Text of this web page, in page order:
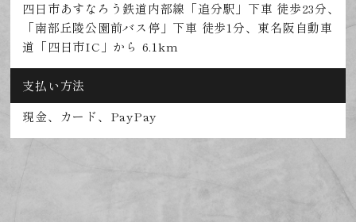
四日市あすなろう鉄道内部線「追分駅」下車 徒歩23分、
「南部丘陵公園前バス停」下車 徒歩1分、東名阪自動車
道「四日市IC」から 6.1km
支払い方法
現金、カード、PayPay